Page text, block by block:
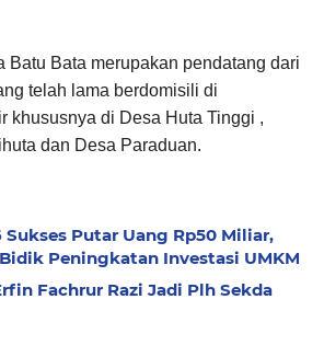
Batu Bata merupakan pendatang dari
telah lama berdomisili di
khususnya di Desa Huta Tinggi ,
dan Desa Paraduan.
Sukses Putar Uang Rp50 Miliar,
Peningkatan Investasi UMKM
Fachrur Razi Jadi Plh Sekda